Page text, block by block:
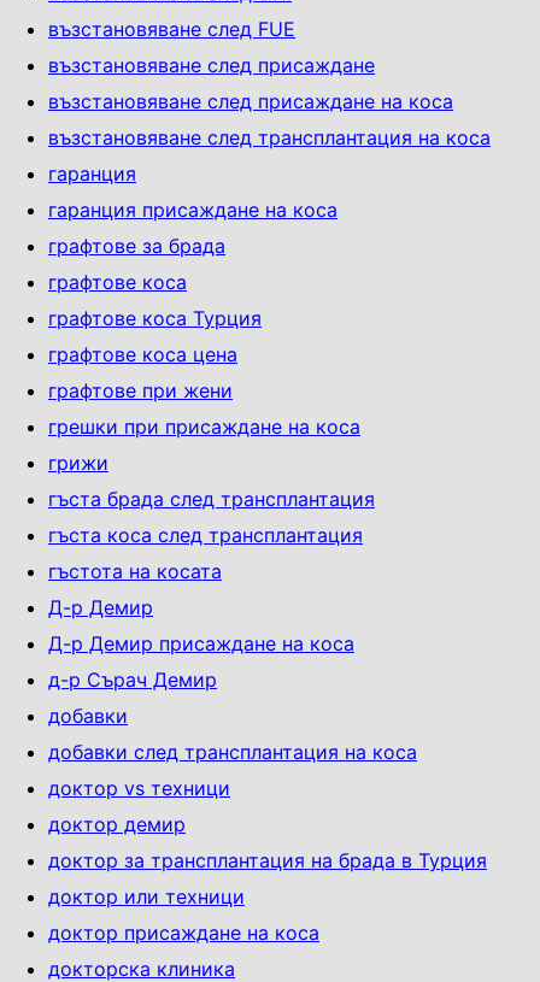
възстановяване след FUE
възстановяване след присаждане
възстановяване след присаждане на коса
възстановяване след трансплантация на коса
гаранция
гаранция присаждане на коса
графтове за брада
графтове коса
графтове коса Турция
графтове коса цена
графтове при жени
грешки при присаждане на коса
грижи
гъста брада след трансплантация
гъста коса след трансплантация
гъстота на косата
Д-р Демир
Д-р Демир присаждане на коса
д-р Сърач Демир
добавки
добавки след трансплантация на коса
доктор vs техници
доктор демир
доктор за трансплантация на брада в Турция
доктор или техници
доктор присаждане на коса
докторска клиника